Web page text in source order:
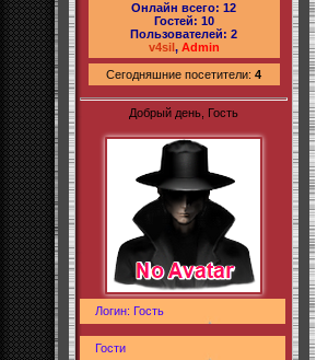
Онлайн всего: 12
Гостей: 10
Пользователей: 2
v4sil, Admin
Сегодняшние посетители: 4
Добрый день, Гость
Логин: Гость
Гости